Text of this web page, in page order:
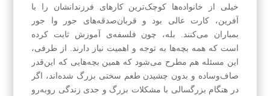
خیلی از خانواده‌ها کوچک‌ترین کارهای فرزندانشان را با
آفرین، کارت عالی بود و قربان‌صدقه‌های جور وا جور
بمباران می‌کنند. بله، چون فلسفه‌ی آموزش ثابت کرده
است که همه بچه‌ها به توجه و اهمیت نیاز دارند. از طرفی،
این مسئله هم مطرح می‌شود که همین بچه‌هایی که این‌قدر
صاف‌وساده و بدون چشیدن طعم سختی بزرگ شده‌اند، اگر
در هنگام بزرگسالی با مشکلات بزرگ و جدی زندگی روبه‌رو